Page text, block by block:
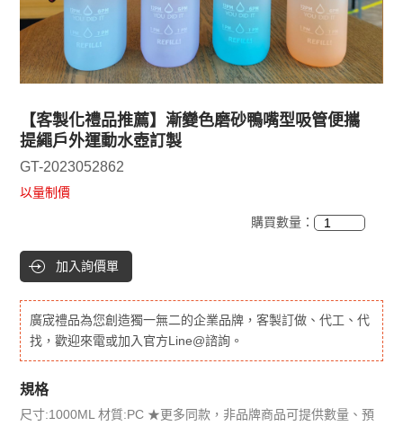
【客製化禮品推薦】漸變色磨砂鴨嘴型吸管便攜
提繩戶外運動水壺訂製
GT-2023052862
以量制價
購買數量：
加入詢價單
廣宬禮品為您創造獨一無二的企業品牌，客製訂做、代工、代
找，歡迎來電或加入官方Line@諮詢。
規格
尺寸:1000ML 材質:PC ★更多同款，非品牌商品可提供數量、預